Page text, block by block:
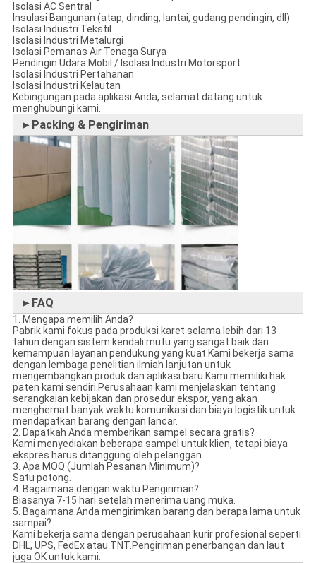
Isolasi AC Sentral
Insulasi Bangunan (atap, dinding, lantai, gudang pendingin, dll)
Isolasi Industri Tekstil
Isolasi Industri Metalurgi
Isolasi Pemanas Air Tenaga Surya
Pendingin Udara Mobil / Isolasi Industri Motorsport
Isolasi Industri Pertahanan
Isolasi Industri Kelautan
Kebingungan pada aplikasi Anda, selamat datang untuk
menghubungi kami.
►Packing & Pengiriman
►FAQ
1. Mengapa memilih Anda?
Pabrik kami fokus pada produksi karet selama lebih dari 13
tahun dengan sistem kendali mutu yang sangat baik dan
kemampuan layanan pendukung yang kuat.Kami bekerja sama
dengan lembaga penelitian ilmiah lanjutan untuk
mengembangkan produk dan aplikasi baru.Kami memiliki hak
paten kami sendiri.Perusahaan kami menjelaskan tentang
serangkaian kebijakan dan prosedur ekspor, yang akan
menghemat banyak waktu komunikasi dan biaya logistik untuk
mendapatkan barang dengan lancar.
2. Dapatkah Anda memberikan sampel secara gratis?
Kami menyediakan beberapa sampel untuk klien, tetapi biaya
ekspres harus ditanggung oleh pelanggan.
3. Apa MOQ (Jumlah Pesanan Minimum)?
Satu potong.
4. Bagaimana dengan waktu Pengiriman?
Biasanya 7-15 hari setelah menerima uang muka.
5. Bagaimana Anda mengirimkan barang dan berapa lama untuk
sampai?
Kami bekerja sama dengan perusahaan kurir profesional seperti
DHL, UPS, FedEx atau TNT.Pengiriman penerbangan dan laut
juga OK untuk kami.